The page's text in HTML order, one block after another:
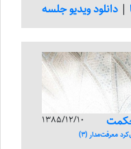
| دانلود ویدیو جلسه
1385/12/10
معرفت‌مدار (3)